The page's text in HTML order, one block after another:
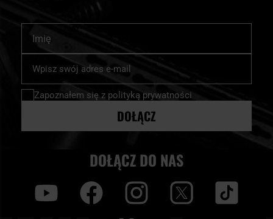
nasz
newsletter:
Zapoznałem się z polityką prywatności
DOŁĄCZ
DOŁĄCZ DO NAS